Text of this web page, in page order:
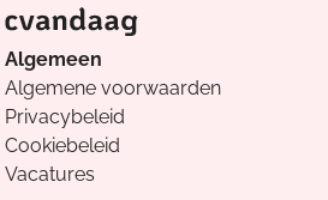
Algemeen
Algemene voorwaarden
Privacybeleid
Cookiebeleid
Vacatures